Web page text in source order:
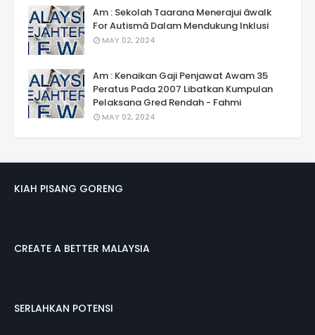
Am : Sekolah Taarana Menerajui âwalk
For Autismâ Dalam Mendukung Inklusi
MAY 02, 2024
Am : Kenaikan Gaji Penjawat Awam 35
Peratus Pada 2007 Libatkan Kumpulan
Pelaksana Gred Rendah - Fahmi
MAY 02, 2024
KIAH PISANG GORENG
CREATE A BETTER MALAYSIA
SERLAHKAN POTENSI